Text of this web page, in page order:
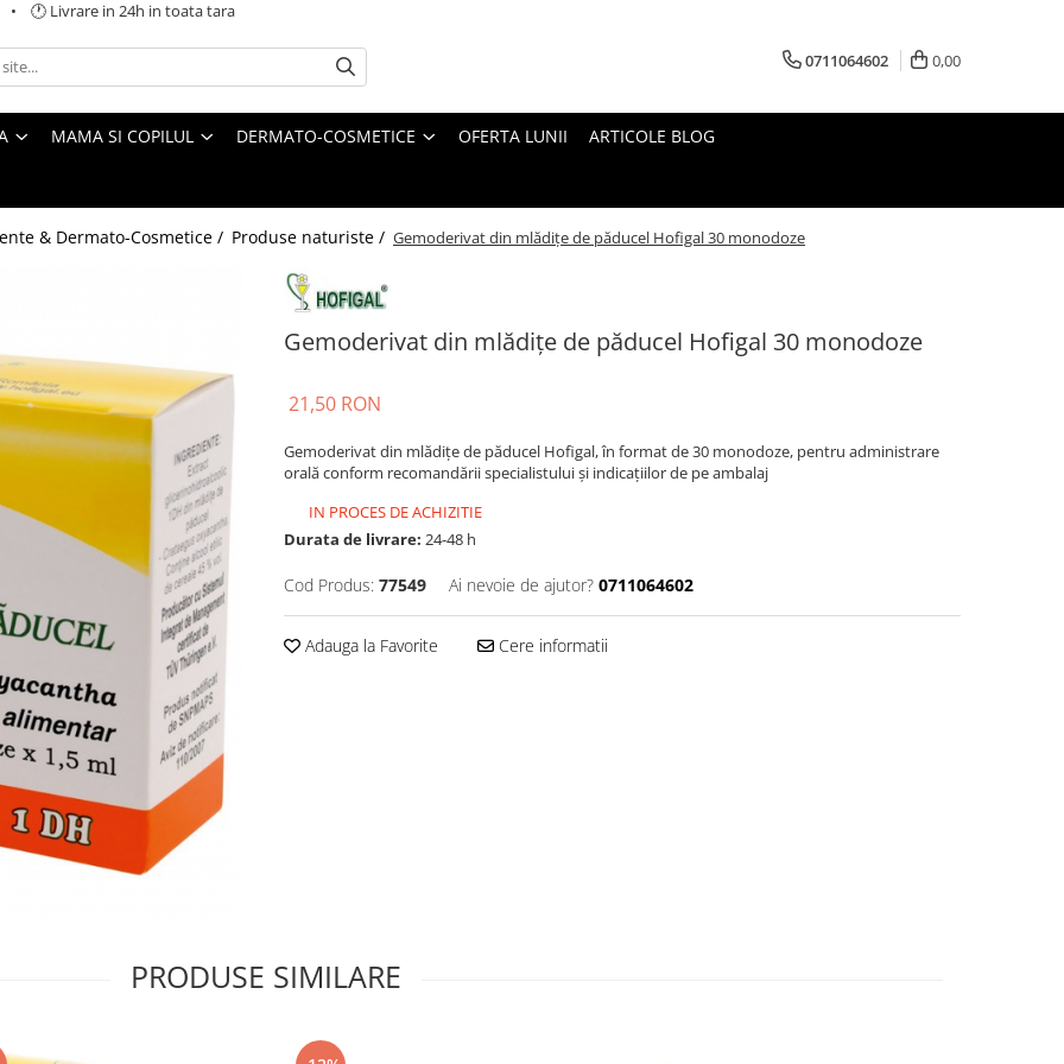
• 🕐 Livrare in 24h in toata tara
0711064602 0,00
MAMA SI COPILUL DERMATO-COSMETICE OFERTA LUNII ARTICOLE BLOG
& Dermato-Cosmetice / Produse naturiste / Gemoderivat din mlădițe de păducel Hofigal 30 monodoze
Gemoderivat din mlădițe de păducel Hofigal 30 monodoze
21,50 RON
Gemoderivat din mlădițe de păducel Hofigal, în format de 30 monodoze, pentru administrare
orală conform recomandării specialistului și indicațiilor de pe ambalaj
IN PROCES DE ACHIZITIE
Durata de livrare: 24-48 h
Cod Produs: 77549 Ai nevoie de ajutor? 0711064602
Adauga la Favorite Cere informatii
PRODUSE SIMILARE